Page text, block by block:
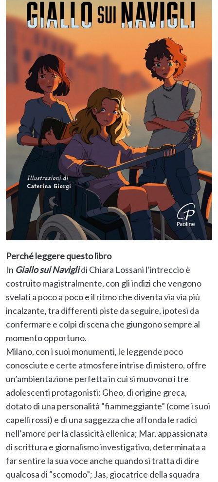
Perché leggere questo libro
In Giallo sui Naviglidi Chiara Lossani l’intreccio è
costruito magistralmente, con gli indizi che vengono
svelati a poco a poco e il ritmo che diventa via via più
incalzante, tra differenti piste da seguire, ipotesi da
confermare e colpi di scena che giungono sempre al
momento opportuno.
Milano, con i suoi monumenti, le leggende poco
conosciute e certe atmosfere intrise di mistero, offre
un’ambientazione perfetta in cui si muovono i tre
adolescenti protagonisti: Gheo, di origine greca,
dotato di una personalità “fiammeggiante” (come i suoi
capelli rossi) e di una saggezza che affonda le radici
nell’amore per la classicità ellenica; Mar, appassionata
di scrittura e giornalismo investigativo, determinata a
far sentire la sua voce anche quando si tratta di dire
qualcosa di “scomodo”; Jas, giocatrice della squadra